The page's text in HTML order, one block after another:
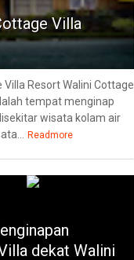
Villa
Villa Resort Walini Cottage
tempat menginap
wisata kolam air
Readmore
dekat Walini